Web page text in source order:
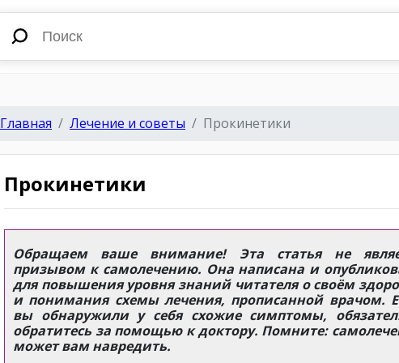
Главная Лечение и советы Прокинетики
Прокинетики
Обращаем ваше внимание! Эта статья не
призывом к самолечению. Она написана и
для повышения уровня знаний читателя о своём
и понимания схемы лечения, прописанной врачом.
вы обнаружили у себя схожие симптомы,
обратитесь за помощью к доктору. Помните:
может вам навредить.